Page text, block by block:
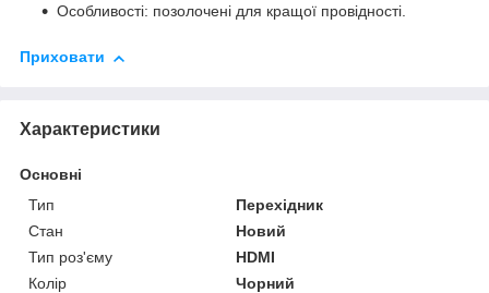
Особливості: позолочені для кращої провідності.
Приховати
Характеристики
Основні
Тип
Перехідник
Стан
Новий
Тип роз'єму
HDMI
Колір
Чорний